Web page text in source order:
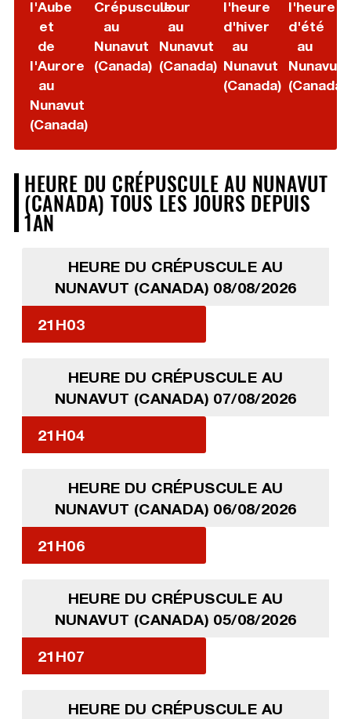
l'Aube
et
de
l'Aurore
au
Nunavut
(Canada)
Crépuscule
au
Nunavut
(Canada)
Jour
au
Nunavut
(Canada)
l'heure
d'hiver
au
Nunavut
(Canada)
l'heure
d'été
au
Nunavut
(Canada)
HEURE DU CRÉPUSCULE AU NUNAVUT
(CANADA) TOUS LES JOURS DEPUIS
1AN
HEURE DU CRÉPUSCULE AU
NUNAVUT (CANADA) 08/08/2026
21H03
HEURE DU CRÉPUSCULE AU
NUNAVUT (CANADA) 07/08/2026
21H04
HEURE DU CRÉPUSCULE AU
NUNAVUT (CANADA) 06/08/2026
21H06
HEURE DU CRÉPUSCULE AU
NUNAVUT (CANADA) 05/08/2026
21H07
HEURE DU CRÉPUSCULE AU